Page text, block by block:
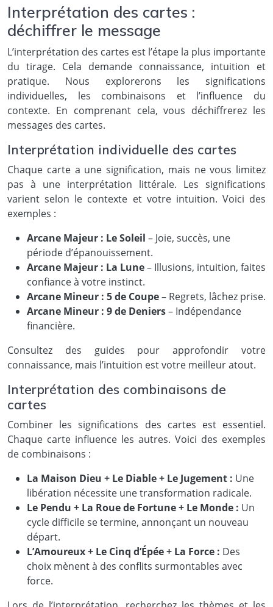
Interprétation des cartes :
déchiffrer le message
L’interprétation des cartes est l’étape la plus importante
du tirage. Cela demande connaissance, intuition et
pratique. Nous explorerons les significations
individuelles, les combinaisons et l’influence du
contexte. En comprenant cela, vous déchiffrerez les
messages des cartes.
Interprétation individuelle des cartes
Chaque carte a une signification, mais ne vous limitez
pas à une interprétation littérale. Les significations
varient selon le contexte et votre intuition. Voici des
exemples :
Arcane Majeur : Le Soleil – Joie, succès, une
période d’épanouissement.
Arcane Majeur : La Lune– Illusions, intuition, faites
confiance à votre instinct.
Arcane Mineur : 5 de Coupe– Regrets, lâchez prise.
Arcane Mineur : 9 de Deniers– Indépendance
financière.
Consultez des guides pour approfondir votre
connaissance, mais l’intuition est votre meilleur atout.
Interprétation des combinaisons de
cartes
Combiner les significations des cartes est essentiel.
Chaque carte influence les autres. Voici des exemples
de combinaisons :
La Maison Dieu + Le Diable + Le Jugement : Une
libération nécessite une transformation radicale.
Le Pendu + La Roue de Fortune + Le Monde : Un
cycle difficile se termine, annonçant un nouveau
départ.
L’Amoureux + Le Cinq d’Épée + La Force : Des
choix mènent à des conflits surmontables avec
force.